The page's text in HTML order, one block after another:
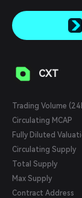
CXT
Trading Volume
Circulating MCAP
Fully Diluted
Circulating Supply
Total Supply
Max Supply
Contract Address